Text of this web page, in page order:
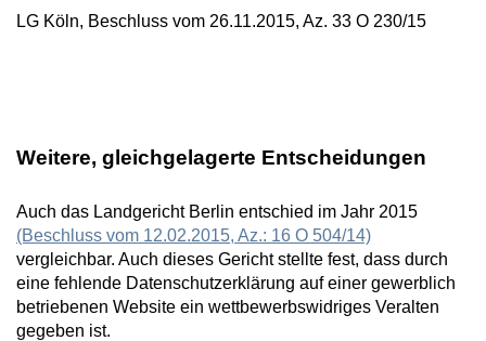
LG Köln, Beschluss vom 26.11.2015, Az. 33 O 230/15
Weitere, gleichgelagerte Entscheidungen
Auch das Landgericht Berlin entschied im Jahr 2015
(Beschluss vom 12.02.2015, Az.: 16 O 504/14)
vergleichbar. Auch dieses Gericht stellte fest, dass durch
eine fehlende Datenschutzerklärung auf einer gewerblich
betriebenen Website ein wettbewerbswidriges Veralten
gegeben ist.